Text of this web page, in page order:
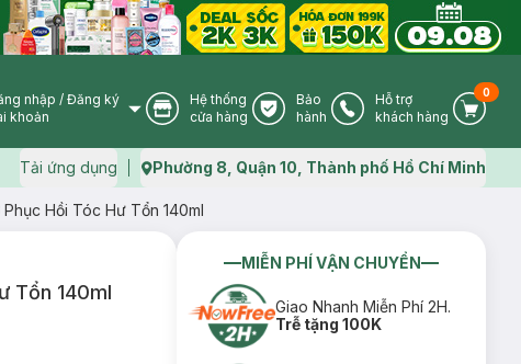
User Icon
nhập / Đăng ký
khoản
Store Icon
Hệ thống
cửa hàng
Warranty Icon
Bảo
hành
Phone Icon
Hỗ trợ
khách hàng
Cart
0
Tải ứng dụng Map icon
Phường 8, Quận 10, Thành phố Hồ Chí Minh
Hồi Tóc Hư Tổn 140ml
Tổn 140ml
MIỄN PHÍ VẬN CHUYỂN
Giao Nhanh Miễn Phí 2H.
Trễ tặng 100K